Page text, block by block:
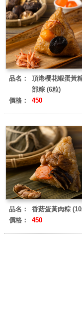
品名：
頂港櫻花蝦蛋黃
部粽 (6粒)
價格：
450
品名：
香菇蛋黃肉粽
價格：
450